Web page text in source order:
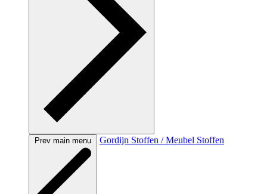
Prev main menu Gordijn Stoffen / Meubel Stoffen